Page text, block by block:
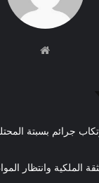
جرائم بسبتة
الملكية وانتظار